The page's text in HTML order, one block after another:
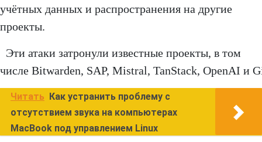
учётных данных и распространения на другие
проекты.
Эти атаки затронули известные проекты, в том
числе Bitwarden, SAP, Mistral, TanStack, OpenAI и
Читать
Как устранить проблему с
отсутствием звука на компьютерах
MacBook под управлением Linux